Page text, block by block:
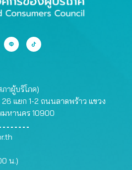
าผู้บริโภค)
26 แยก 1-2 ถนนลาดพร้าว แขวง
มหานคร 10900
น.)